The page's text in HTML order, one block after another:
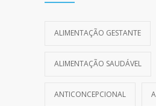
ALIMENTAÇÃO GESTANTE
ALIMENTAÇÃO SAUDÁVEL
ANTICONCEPCIONAL